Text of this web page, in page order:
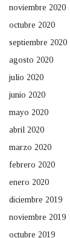
noviembre 2020
octubre 2020
septiembre 2020
agosto 2020
julio 2020
junio 2020
mayo 2020
abril 2020
marzo 2020
febrero 2020
enero 2020
diciembre 2019
noviembre 2019
octubre 2019